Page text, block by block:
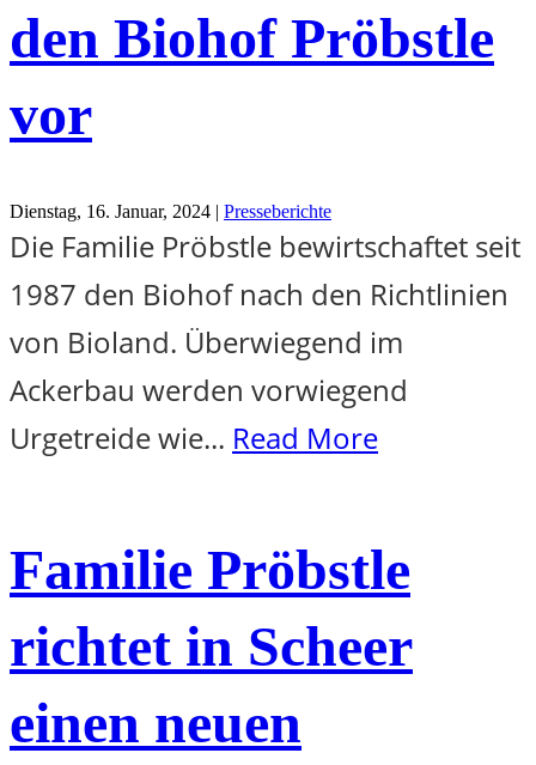
den Biohof Pröbstle
vor
Dienstag, 16. Januar, 2024 | Presseberichte
Die Familie Pröbstle bewirtschaftet seit
1987 den Biohof nach den Richtlinien
von Bioland. Überwiegend im
Ackerbau werden vorwiegend
Urgetreide wie... Read More
Familie Pröbstle
richtet in Scheer
einen neuen